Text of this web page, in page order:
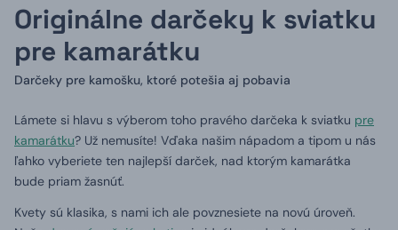
Originálne darčeky k sviatku
pre kamarátku
Darčeky pre kamošku, ktoré potešia aj pobavia
Lámete si hlavu s výberom toho pravého darčeka k sviatku pre
kamarátku? Už nemusíte! Vďaka našim nápadom a tipom u nás
ľahko vyberiete ten najlepší darček, nad ktorým kamarátka
bude priam žasnúť.
Kvety sú klasika, s nami ich ale povznesiete na novú úroveň.